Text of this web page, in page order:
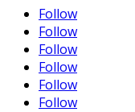
Follow
Follow
Follow
Follow
Follow
Follow